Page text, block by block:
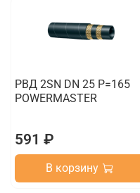
РВД 2SN DN 25 P=165
POWERMASTER
591 ₽
В корзину